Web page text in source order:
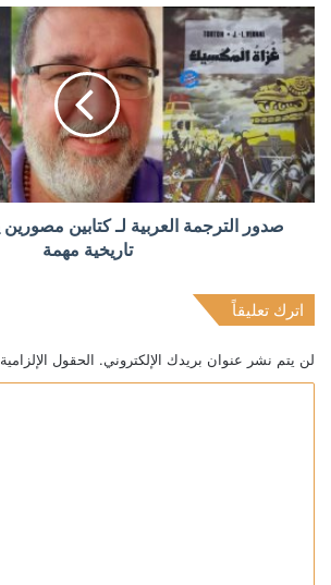
صدور الترجمة العربية لـ كتابين مصورين
تاريخية مهمة
اترك تعليقاً
لن يتم نشر عنوان بريدك الإلكتروني. الحقول